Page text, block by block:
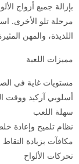
بإزالة جميع أزواج
مرحلة تلو الأخرى.
اللذيذة، والمهن
مميزات اللعبة
مستويات غاية في
أسلوبي آركيد ووقت
سهلة اللعب
نظام تلميح وإعادة
مكافآت بزيادة
تحركات الألواح